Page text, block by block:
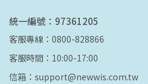
統一編號：97361205
客服專線：0800-828866
客服時間：10:00-17:00
信箱：support@newwis.com.tw